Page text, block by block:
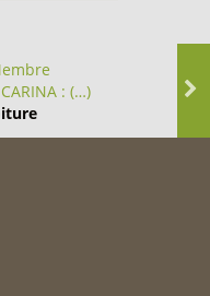
: (…)